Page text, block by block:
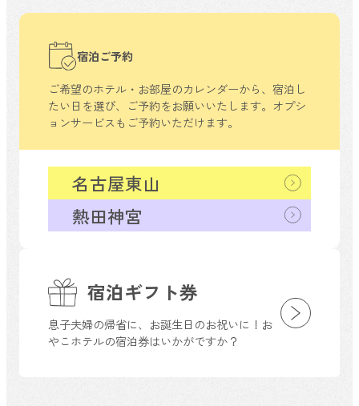
宿泊ギフト券
息子夫婦の帰省に、お誕生日のお祝いに！お
やこホテルの宿泊券はいかがですか？
宿泊ご予約
ご希望のホテル・お部屋のカレンダーから、 宿泊し
たい日を選び、ご予約をお願いいたします。 オプシ
ョンサービスもご予約いただけます。
熱田神宮
名古屋東山